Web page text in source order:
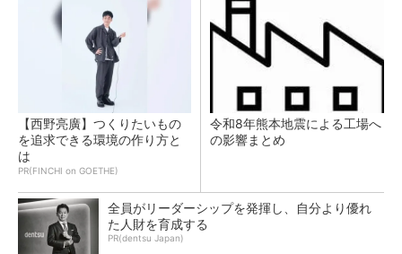
【西野亮廣】つくりたいもの
を追求できる環境の作り方と
は
PR(FINCHI on GOETHE)
令和8年熊本地震による工場へ
の影響まとめ
全員がリーダーシップを発揮し、自分より優れ
た人財を育成する
PR(dentsu Japan)